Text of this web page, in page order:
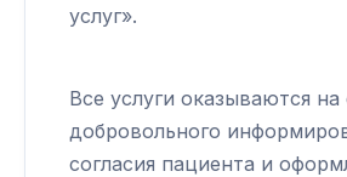
услуг».
Все услуги оказываются
добровольного
согласия пациента и